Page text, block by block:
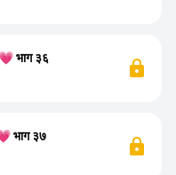
भाग ३६
भाग ३७